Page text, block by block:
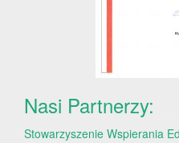
Nasi Partnerzy:
Stowarzyszenie Wspierania